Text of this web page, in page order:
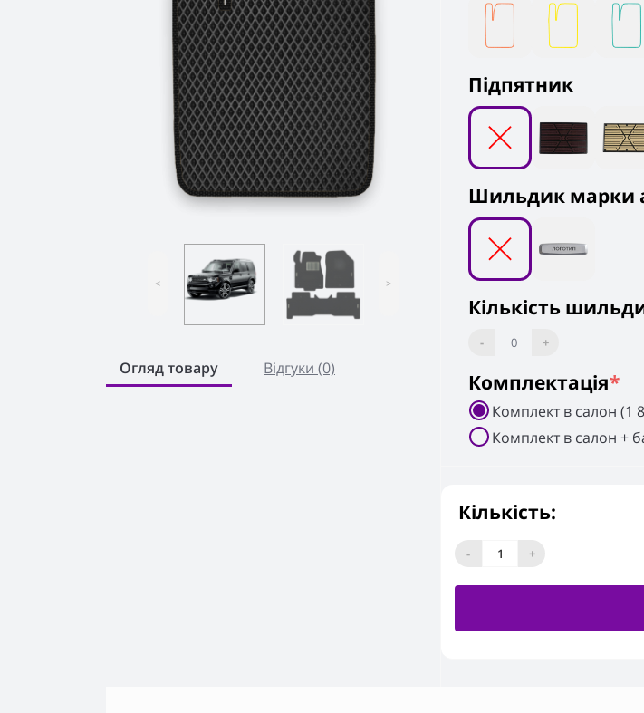
< >
Огляд товару Відгуки (0)
Підпятник
Шильдик марки
Кількість
- 0 +
Комплектація*
Комплект в салон (1
Комплект в салон +
Кількість:
- +